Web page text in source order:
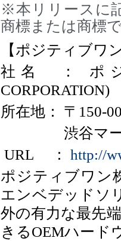
※本リリースに
商標または商標
【ポジティブワ
社名 ： ポ
CORPORATION)
所在地： 〒 150-
渋谷マーク
URL ： http://
ポジティブワン
エンベデッドソ
外の有力な最先
きるOEMハード